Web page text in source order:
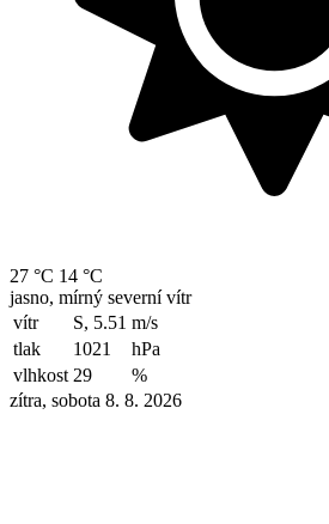
27 °C 14 °C
jasno, mírný severní vítr
vítr
S, 5.51 m/s
tlak
1021
hPa
vlhkost 29
%
zítra, sobota 8. 8. 2026